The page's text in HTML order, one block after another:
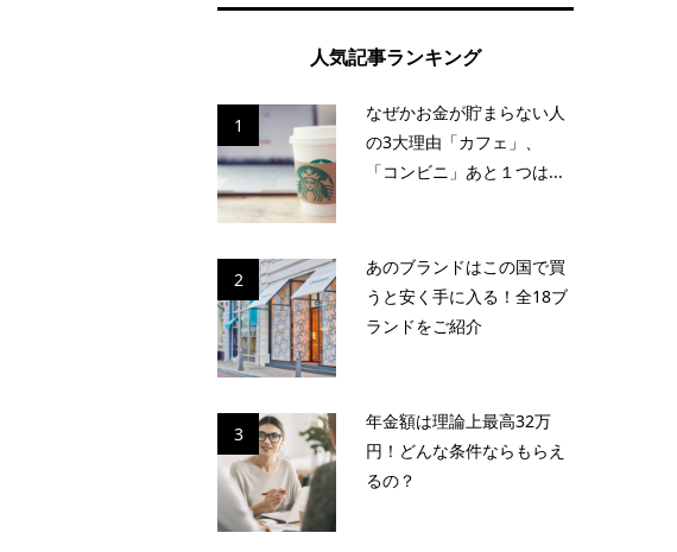
人気記事ランキング
1
なぜかお金が貯まらない人
の3大理由「カフェ」、
「コンビニ」あと１つは...
2
あのブランドはこの国で買
うと安く手に入る！全18ブ
ランドをご紹介
3
年金額は理論上最高32万
円！どんな条件ならもらえ
るの？